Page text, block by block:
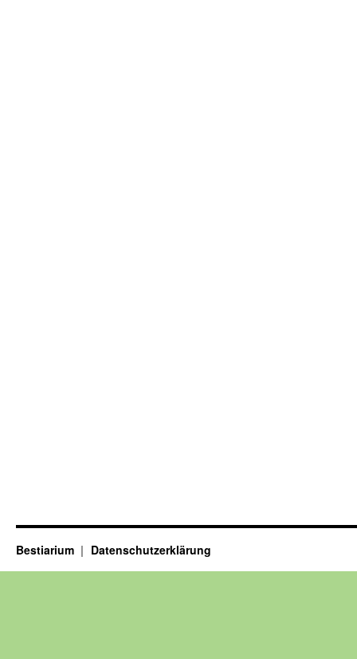
Bestiarium Datenschutzerklärung